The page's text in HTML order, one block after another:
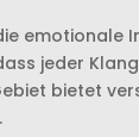
jeder
bietet